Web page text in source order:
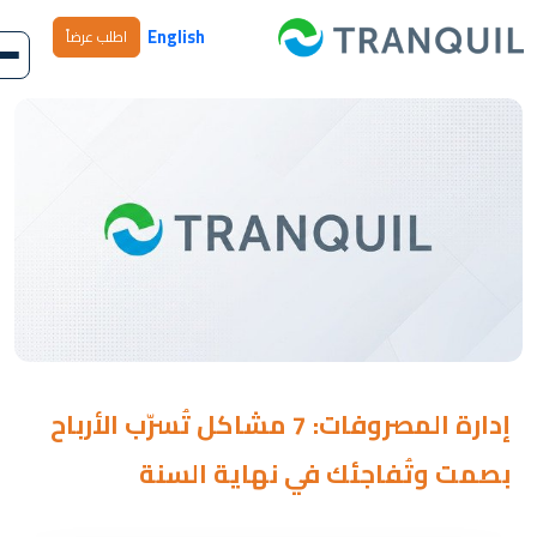
English اطلب عرضاً
إدارة المصروفات: 7 مشاكل تُسرّب الأرباح
بصمت وتُفاجئك في نهاية السنة